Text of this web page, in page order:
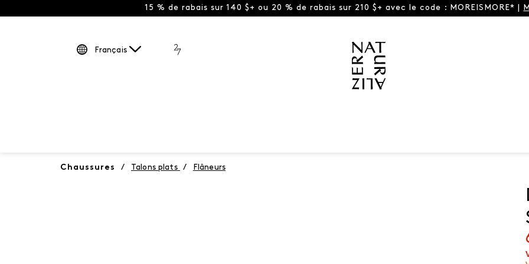
15 % de rabais sur 140 $+ ou 20 % de rabais sur 210 $+ avec le code : MOREISMORE* |
Français
Chaussures / Talons plats / Flâneurs